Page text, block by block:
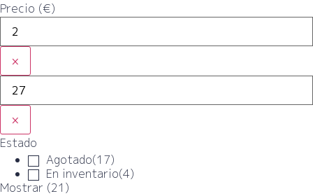
Precio (€)
×
×
Estado
Agotado(17)
En inventario(4)
Mostrar (21 )